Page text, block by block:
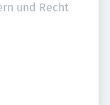
und Recht